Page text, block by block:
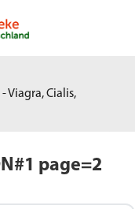
Viagra, Cialis,
page=2